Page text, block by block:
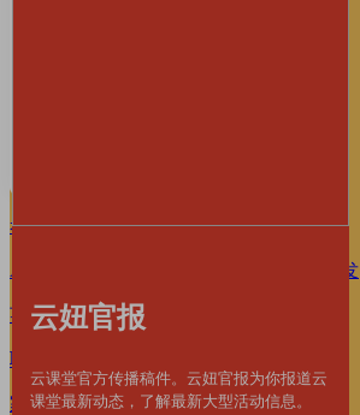
考研·升学
AI·数字技能 后端开发
英语·留学
职场·办公
家庭·育儿
云妞官报
云课堂官方传播稿件。云妞官报为你报道云
课堂最新动态，了解最新大型活动信息。